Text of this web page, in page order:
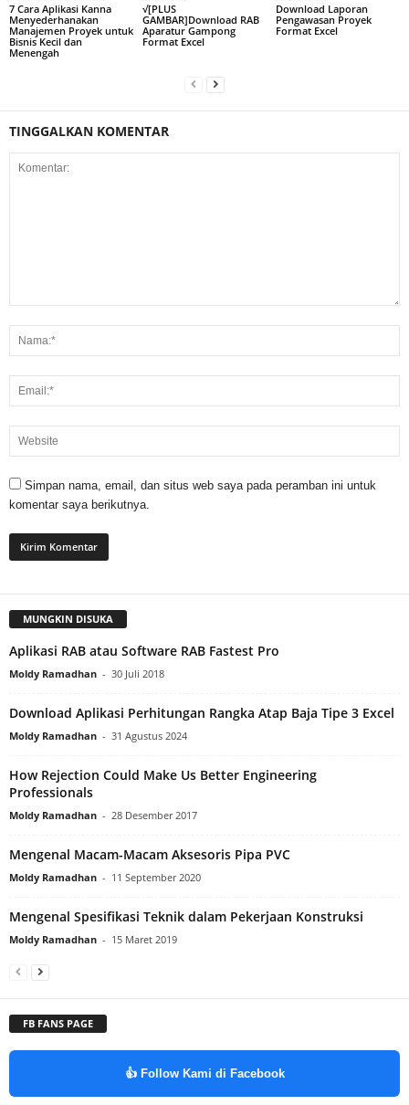
7 Cara Aplikasi Kanna
Menyederhanakan
Manajemen Proyek untuk
Bisnis Kecil dan
Menengah
√[PLUS
GAMBAR]Download RAB
Aparatur Gampong
Format Excel
Download Laporan
Pengawasan Proyek
Format Excel
TINGGALKAN KOMENTAR
Simpan nama, email, dan situs web saya pada peramban ini untuk
komentar saya berikutnya.
MUNGKIN DISUKA
Aplikasi RAB atau Software RAB Fastest Pro
Moldy Ramadhan - 30 Juli 2018
Download Aplikasi Perhitungan Rangka Atap Baja Tipe 3 Excel
Moldy Ramadhan - 31 Agustus 2024
How Rejection Could Make Us Better Engineering
Professionals
Moldy Ramadhan - 28 Desember 2017
Mengenal Macam-Macam Aksesoris Pipa PVC
Moldy Ramadhan - 11 September 2020
Mengenal Spesifikasi Teknik dalam Pekerjaan Konstruksi
Moldy Ramadhan - 15 Maret 2019
FB FANS PAGE
👍 Follow Kami di Facebook